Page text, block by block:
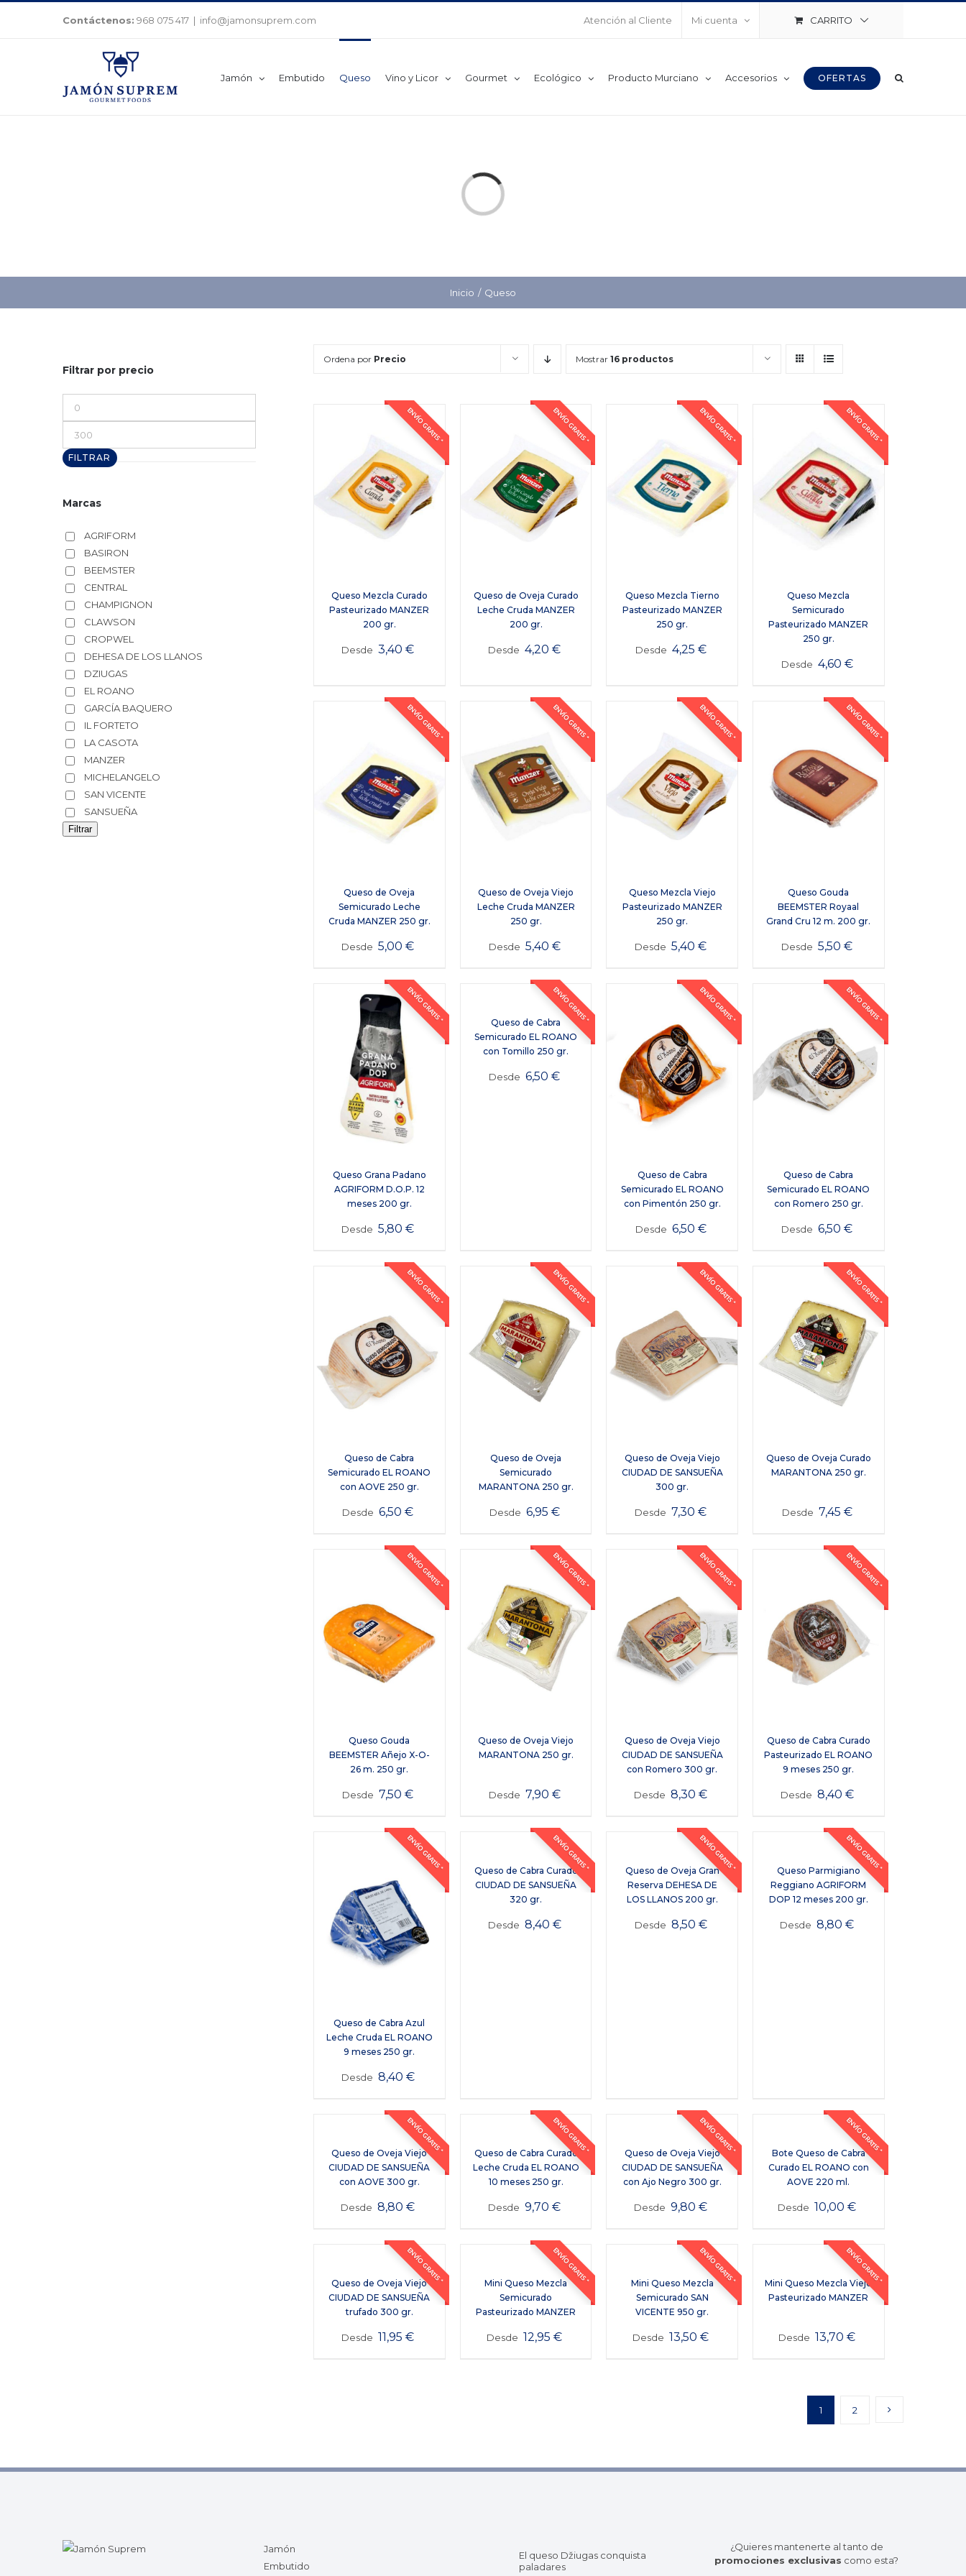
Contáctenos: 968 075 417 | info@jamonsuprem.com Atención al Cliente Mi cuenta CARRITO
Jamón Embutido Queso Vino y Licor Gourmet Ecológico Producto Murciano Accesorios OFERTAS
Cargando...
Inicio Queso
Ordena por Precio Mostrar16 productos
ENVÍO GRATIS *
Queso Mezcla Curado
Pasteurizado MANZER
200 gr.
Desde 3,40€
ENVÍO GRATIS *
Queso de Oveja Curado
Leche Cruda MANZER
200 gr.
Desde 4,20€
ENVÍO GRATIS *
Queso Mezcla Tierno
Pasteurizado MANZER
250 gr.
Desde 4,25 €
ENVÍO GRATIS *
Queso Mezcla
Semicurado
Pasteurizado MANZER
250 gr.
Desde 4,60 €
ENVÍO GRATIS *
Queso de Oveja
Semicurado Leche
Cruda MANZER 250 gr.
Desde 5,00€
ENVÍO GRATIS *
Queso de Oveja Viejo
Leche Cruda MANZER
250 gr.
Desde 5,40 €
ENVÍO GRATIS *
Queso Mezcla Viejo
Pasteurizado MANZER
250 gr.
Desde 5,40€
ENVÍO GRATIS *
Queso Gouda
BEEMSTER Royaal
Grand Cru 12 m. 200 gr.
Desde 5,50€
ENVÍO GRATIS *
Queso Grana Padano
AGRIFORM D.O.P. 12
meses 200 gr.
Desde 5,80€
ENVÍO GRATIS *
Queso de Cabra
Semicurado EL ROANO
con Tomillo 250 gr.
Desde 6,50€
ENVÍO GRATIS *
Queso de Cabra
Semicurado EL ROANO
con Pimentón 250 gr.
Desde 6,50 €
ENVÍO GRATIS *
Queso de Cabra
Semicurado EL ROANO
con Romero 250 gr.
Desde 6,50€
ENVÍO GRATIS *
Queso de Cabra
Semicurado EL ROANO
con AOVE 250 gr.
Desde 6,50€
ENVÍO GRATIS *
Queso de Oveja
Semicurado
MARANTONA 250 gr.
Desde 6,95 €
ENVÍO GRATIS *
Queso de Oveja Viejo
CIUDAD DE SANSUEÑA
300 gr.
Desde 7,30€
ENVÍO GRATIS *
Queso de Oveja Curado
MARANTONA 250 gr.
Desde 7,45 €
ENVÍO GRATIS *
Queso Gouda
BEEMSTER Añejo X-O-
26 m. 250 gr.
Desde 7,50€
ENVÍO GRATIS *
Queso de Oveja Viejo
MARANTONA 250 gr.
Desde 7,90 €
ENVÍO GRATIS *
Queso de Oveja Viejo
CIUDAD DE SANSUEÑA
con Romero 300 gr.
Desde 8,30€
ENVÍO GRATIS *
Queso de Cabra Curado
Pasteurizado EL ROANO
9 meses 250 gr.
Desde 8,40 €
ENVÍO GRATIS *
Queso de Cabra Azul
Leche Cruda EL ROANO
9 meses 250 gr.
Desde 8,40 €
ENVÍO GRATIS *
Queso de Cabra Curado
CIUDAD DE SANSUEÑA
320 gr.
Desde 8,40 €
ENVÍO GRATIS *
Queso de Oveja Gran
Reserva DEHESA DE
LOS LLANOS 200 gr.
Desde 8,50 €
ENVÍO GRATIS *
Queso Parmigiano
Reggiano AGRIFORM
DOP 12 meses 200 gr.
Desde 8,80€
ENVÍO GRATIS *
Queso de Oveja Viejo
CIUDAD DE SANSUEÑA
con AOVE 300 gr.
Desde 8,80€
ENVÍO GRATIS *
Queso de Cabra Curado
Leche Cruda EL ROANO
10 meses 250 gr.
Desde 9,70€
ENVÍO GRATIS *
Queso de Oveja Viejo
CIUDAD DE SANSUEÑA
con Ajo Negro 300 gr.
Desde 9,80€
ENVÍO GRATIS *
Bote Queso de Cabra
Curado EL ROANO con
AOVE 220 ml.
Desde 10,00€
ENVÍO GRATIS *
Queso de Oveja Viejo
CIUDAD DE SANSUEÑA
trufado 300 gr.
Desde 11,95€
ENVÍO GRATIS *
Mini Queso Mezcla
Semicurado
Pasteurizado MANZER
Desde 12,95€
ENVÍO GRATIS *
Mini Queso Mezcla
Semicurado SAN
VICENTE 950 gr.
Desde 13,50€
ENVÍO GRATIS *
Mini Queso Mezcla Viejo
Pasteurizado MANZER
Desde 13,70€
1 2
Filtrar por precio
mínimo
máximo
FILTRAR
Marcas
AGRIFORM
BASIRON
BEEMSTER
CENTRAL
CHAMPIGNON
CLAWSON
CROPWEL
DEHESA DE LOS LLANOS
DZIUGAS
EL ROANO
GARCÍA BAQUERO
IL FORTETO
LA CASOTA
MANZER
MICHELANGELO
SAN VICENTE
SANSUEÑA
Filtrar
Jamón
Embutido
El queso Džiugas conquista
paladares
¿Quieres mantenerte al tanto de
promociones exclusivas como esta?